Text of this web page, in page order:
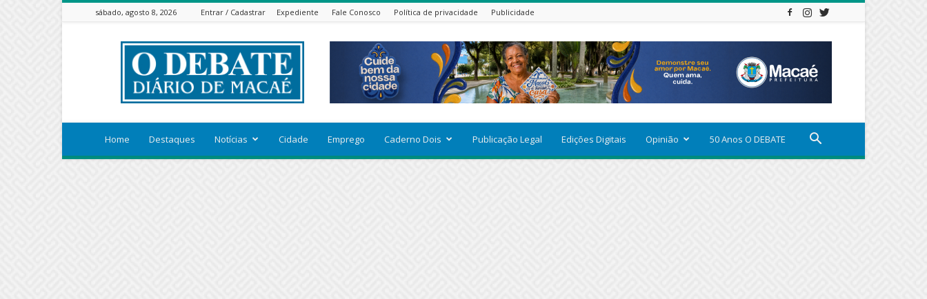
sábado, agosto 8, 2026 Entrar / Cadastrar Expediente Fale Conosco Política de privacidade Publicidade
ODEBATEON
Home Destaques Notícias Cidade Emprego Caderno Dois Publicação Legal Edições Digitais Opinião 50 Anos O DEBATE